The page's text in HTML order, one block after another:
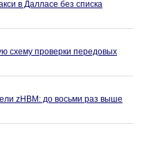
в Далласе без списка
схему проверки передовых
zHBM: до восьми раз выше